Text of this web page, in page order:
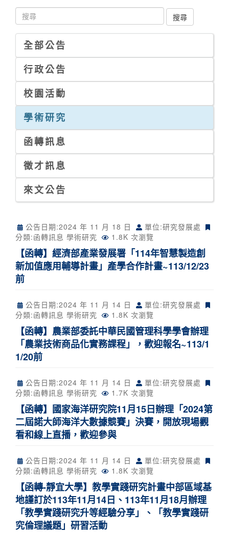
全部公告
行政公告
校園活動
學術研究
函轉訊息
徵才訊息
來文公告
公告日期:2024 年 11 月 18 日
單位:研究發展處
分類:函轉訊息 學術研究 1.8K 次瀏覽
【函轉】經濟部產業發展署「114年智慧製造創
新加值應用輔導計畫」產學合作計畫~113/12/23
前
公告日期:2024 年 11 月 14 日
單位:研究發展處
分類:函轉訊息 學術研究 1.8K 次瀏覽
【函轉】農業部委託中華民國管理科學學會辦理
「農業技術商品化實務課程」，歡迎報名~113/1
1/20前
公告日期:2024 年 11 月 14 日
單位:研究發展處
分類:函轉訊息 學術研究 1.7K 次瀏覽
【函轉】國家海洋研究院11月15日辦理「2024第
二屆諾大師海洋大數據競賽」決賽，開放現場觀
看和線上直播，歡迎參與
公告日期:2024 年 11 月 14 日
單位:研究發展處
分類:函轉訊息 學術研究 1.8K 次瀏覽
【函轉-靜宜大學】教學實踐研究計畫中部區域基
地謹訂於113年11月14日、113年11月18月辦理
「教學實踐研究升等經驗分享」、「教學實踐研
究倫理議題」研習活動